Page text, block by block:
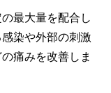
最大量を配合し
染や外部の刺激
痛みを改善しま